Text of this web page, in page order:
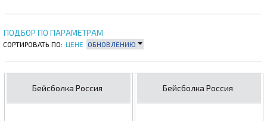
ПОДБОР ПО ПАРАМЕТРАМ
СОРТИРОВАТЬ ПО: ЦЕНЕ ОБНОВЛЕНИЮ
Бейсболка Россия Бейсболка Россия